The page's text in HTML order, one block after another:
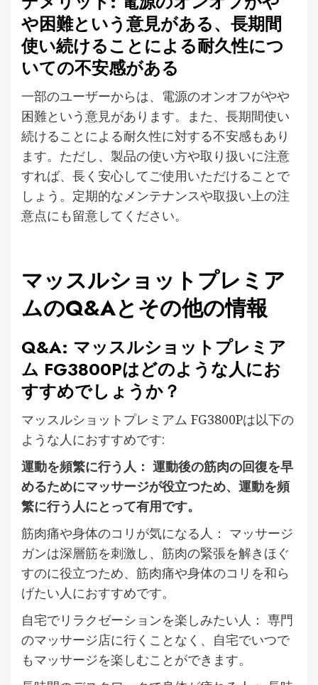
や困難という意見がある、長期間
使い続けることによる耐久性につ
いての不安感がある
一部のユーザーからは、電源のオンオフがやや
困難という意見があります。また、長期間使い
続けることによる耐久性に対する不安感もあり
ます。ただし、製品の使い方や取り扱いに注意
すれば、長く安心してご使用いただけることで
しょう。定期的なメンテナンスや取扱い上の注
意点にも留意してください。
マッスルショットプレミア
ムのQ&Aとその他の情報
Q&A: マッスルショットプレミア
ム FG3800Pはどのような人にお
すすめでしょうか？
マッスルショットプレミアム FG3800Pは以下の
ような人におすすめです:
運動を頻繁に行う人： 運動後の筋肉の回復を早
めるためにマッサージが役立つため、運動を頻
繁に行う人にとって有用です。
筋肉痛や身体のコリが気になる人： マッサージ
ガンは深層筋を刺激し、筋肉の緊張を解きほぐ
すのに役立つため、筋肉痛や身体のコリを和ら
げたい人におすすめです。
自宅でリラクゼーションを楽しみたい人： 専門
のマッサージ店に行くことなく、自宅でいつで
もマッサージを楽しむことができます。